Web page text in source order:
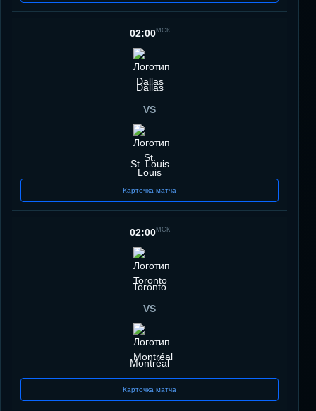
02:00МСК
Dallas
VS
St. Louis
Карточка матча
02:00МСК
Toronto
VS
Montréal
Карточка матча